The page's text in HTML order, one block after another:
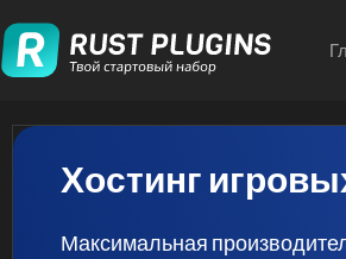
Хостинг
Максимальная